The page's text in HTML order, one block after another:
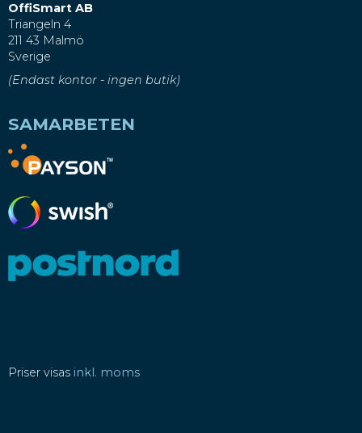
OffiSmart AB
Triangeln 4
211 43 Malmö
Sverige
(Endast kontor - ingen butik)
SAMARBETEN
Priser visas inkl. moms